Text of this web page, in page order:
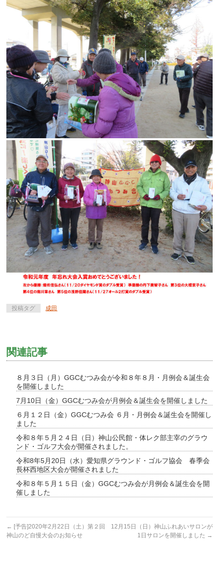
投稿タグ 成田
関連記事
８月３日（月）GGCむつみ会が令和８年８月・月例会＆誕生会
を開催しました
7月10日（金）GGCむつみ会が月例会＆誕生会を開催しました
６月１２日（金）GGCむつみ会 ６月・月例会＆誕生会を開催し
ました
令和８年５月２４日（日）神山公民館・体レク部主宰のグラウ
ンド・ゴルフ大会が開催されました。
令和8年5月20日（水）愛知県グラウンド・ゴルフ協会 春季会
長杯西地区大会が開催されました
令和８年５月１５日（金）GGCむつみ会が月例会＆誕生会を開
催しました
← [予告]2020年2月22日（土）第２回
神山のど自慢大会のお知らせ
12月15日（日）神山ふれあいサロンが
1日サロンを開催しました →